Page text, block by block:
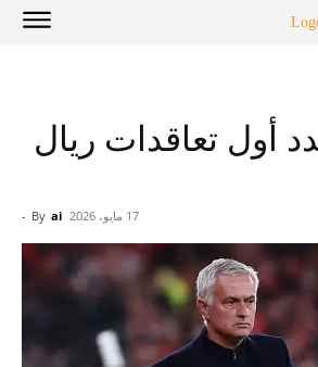
أول تعاقدات ريال
By ai
- 17 مايو، 2026